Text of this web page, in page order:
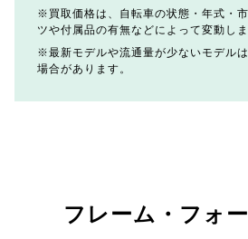
買取価格は、自転車の状態・年式・
ツや付属品の有無などによって変動しま
最新モデルや流通量が少ないモデル
場合があります。
フレーム・フォ